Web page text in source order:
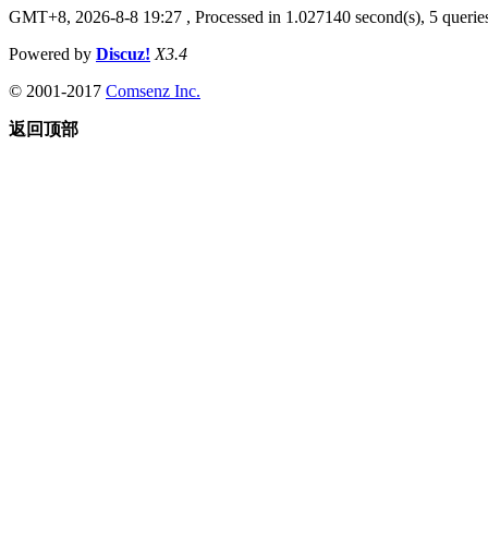
GMT+8, 2026-8-8 19:27 , Processed in 1.027140 second(s), 5
Powered by Discuz! X3.4
© 2001-2017 Comsenz Inc.
返回顶部